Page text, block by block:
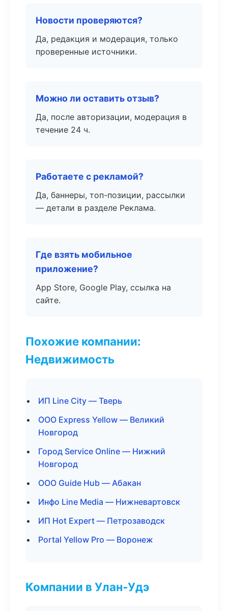
Новости проверяются?
Да, редакция и модерация, только
проверенные источники.
Можно ли оставить отзыв?
Да, после авторизации, модерация в
течение 24 ч.
Работаете с рекламой?
Да, баннеры, топ-позиции, рассылки
— детали в разделе Реклама.
Где взять мобильное
приложение?
App Store, Google Play, ссылка на
сайте.
Похожие компании:
Недвижимость
ИП Line City — Тверь
ООО Express Yellow — Великий
Новгород
Город Service Online — Нижний
Новгород
ООО Guide Hub — Абакан
Инфо Line Media — Нижневартовск
ИП Hot Expert — Петрозаводск
Portal Yellow Pro — Воронеж
Компании в Улан-Удэ